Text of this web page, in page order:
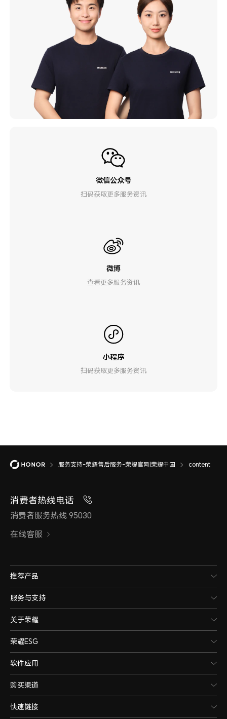
微信公众号
扫码获取更多服务资讯
微博
查看更多服务资讯
小程序
扫码获取更多服务资讯
服务支持-荣耀售后服务-荣耀官网|荣耀中国 content
消费者热线电话
消费者服务热线 95030
在线客服
推荐产品
服务与支持
关于荣耀
荣耀ESG
软件应用
购买渠道
快速链接